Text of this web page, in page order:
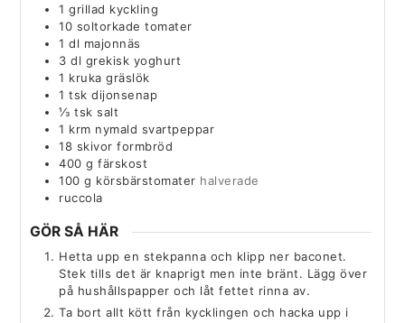
1 grillad kyckling
10 soltorkade tomater
1 dl majonnäs
3 dl grekisk yoghurt
1 kruka gräslök
1 tsk dijonsenap
⅓ tsk salt
1 krm nymald svartpeppar
18 skivor formbröd
400 g färskost
100 g körsbärstomater halverade
ruccola
GÖR SÅ HÄR
Hetta upp en stekpanna och klipp ner baconet.
Stek tills det är knaprigt men inte bränt. Lägg över
på hushållspapper och låt fettet rinna av.
Ta bort allt kött från kycklingen och hacka upp i